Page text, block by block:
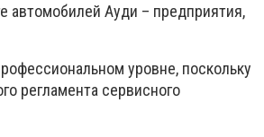
автомобилей Ауди – предприятия,
уровне, поскольку
регламента сервисного